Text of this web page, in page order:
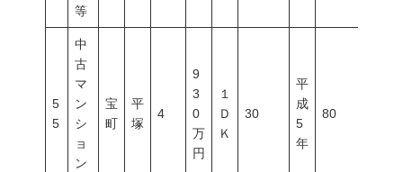
等
5
5
中
古
マ
ン
シ
ョ
ン
宝
町
平
塚
4
9
3
0
万
円
１
Ｄ
Ｋ
30
平
成
5
年
80